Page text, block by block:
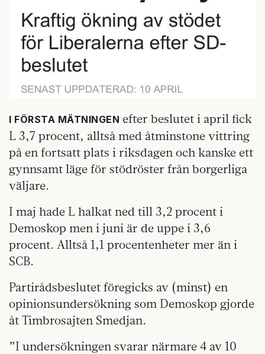
I FÖRSTA MÄTNINGEN efter beslutet i april fick
L 3,7 procent, alltså med åtminstone vittring
på en fortsatt plats i riksdagen och kanske ett
gynnsamt läge för stödröster från borgerliga
väljare.
I maj hade L halkat ned till 3,2 procent i
Demoskop men i juni är de uppe i 3,6
procent. Alltså 1,1 procentenheter mer än i
SCB.
Partirådsbeslutet föregicks av (minst) en
opinionsundersökning som Demoskop gjorde
åt Timbrosajten Smedjan.
”I undersökningen svarar närmare 4 av 10